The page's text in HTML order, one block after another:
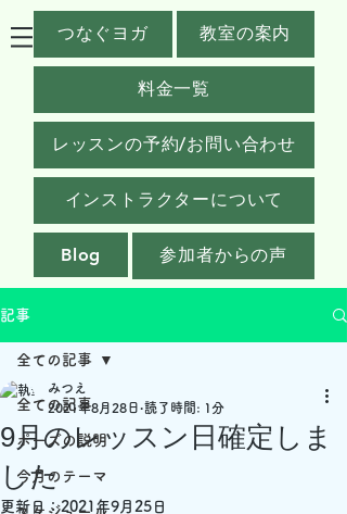
つなぐヨガ 教室の案内
料金一覧
レッスンの予約/お問い合わせ
インストラクターについて
Blog 参加者からの声
記事
全ての記事
ポーズの説明
今月のテーマ
全ての記事
9月のレッスン日確定しま
した
みつえ
2021年8月28日 読了時間: 1分
更新日：2021年9月25日